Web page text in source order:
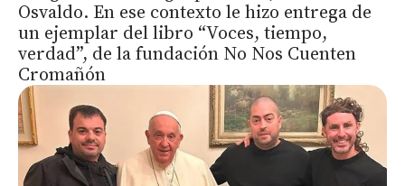
Osvaldo. En ese contexto le hizo entrega de
un ejemplar del libro “Voces, tiempo,
verdad”, de la fundación No Nos Cuenten
Cromañón